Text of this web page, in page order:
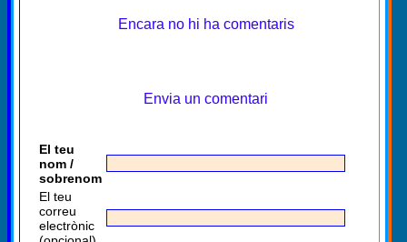
Encara no hi ha comentaris
Envia un comentari
El teu
nom /
sobrenom
El teu
correu
electrònic